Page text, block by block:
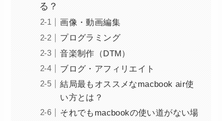
る？
画像・動画編集
プログラミング
音楽制作（DTM）
ブログ・アフィリエイト
結局最もオススメなmacbook air使
い方とは？
それでもmacbookの使い道がない場